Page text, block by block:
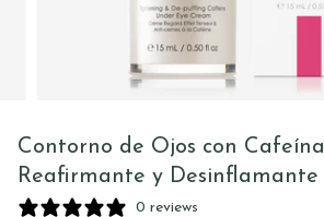
Contorno de Ojos con Cafeína
Reafirmante y Desinflamante
0 reviews